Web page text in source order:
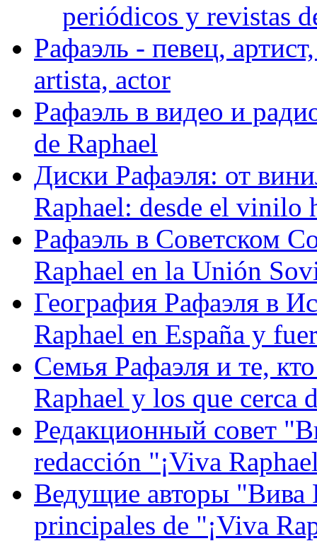
periódicos y revistas
Рафаэль - певец,
artista, actor
Рафаэль в видео и
de Raphael
Диски Рафаэля: от
Raphael: desde el vinilo
Рафаэль в Советском
Raphael en la Unión
География Рафаэля в
Raphael en España y
Семья Рафаэля и те,
Raphael y los que cerca
Редакционный совет
redacción "¡Viva
Ведущие авторы "Вива
principales de "¡Viva